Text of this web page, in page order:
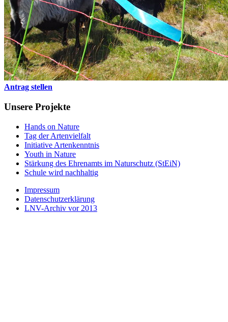
Antrag stellen
Unsere Projekte
Hands on Nature
Tag der Artenvielfalt
Initiative Artenkenntnis
Youth in Nature
Stärkung des Ehrenamts im Naturschutz (StEiN)
Schule wird nachhaltig
Impressum
Datenschutzerklärung
LNV-Archiv vor 2013